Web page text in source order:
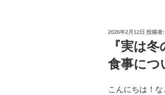
投
2026年2月12日 投稿者:
『実は
食事につ
こんにちは！